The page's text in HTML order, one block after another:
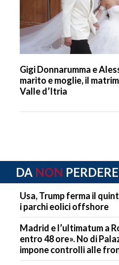
Gigi Donnarumma e
marito e moglie, il
Valle d’Itria
DA NON PERDERE
Usa, Trump ferma il
i parchi eolici offshore
Madrid e l’ultimatum a
entro 48 ore». No di
impone controlli alle